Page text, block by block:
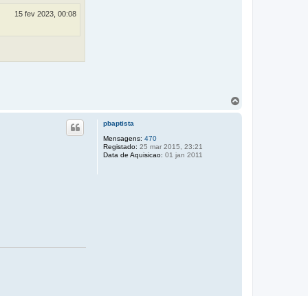
15 fev 2023, 00:08
pbaptista
Mensagens: 470
Registado: 25 mar 2015, 23:21
Data de Aquisicao: 01 jan 2011